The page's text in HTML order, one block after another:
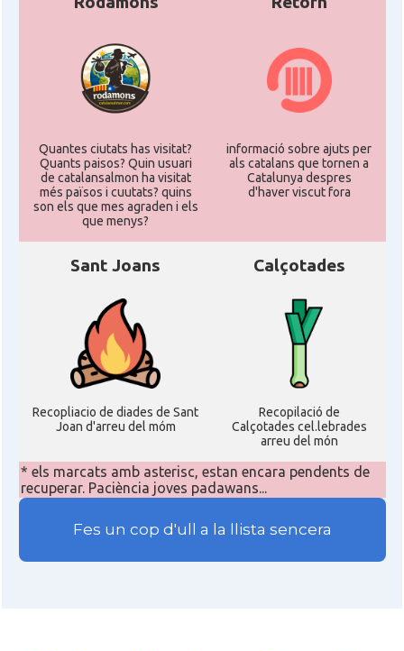
Quantes ciutats has visitat?
Quants paisos? Quin usuari
de catalansalmon ha visitat
més països i cuutats? quins
son els que mes agraden i els
que menys?
informació sobre ajuts per
als catalans que tornen a
Catalunya despres
d'haver viscut fora
Sant Joans
Recopliacio de diades de Sant
Joan d'arreu del móm
Calçotades
Recopilació de
Calçotades cel.lebrades
arreu del món
* els marcats amb asterisc, estan encara pendents de
recuperar. Paciència joves padawans...
Fes un cop d'ull a la llista sencera